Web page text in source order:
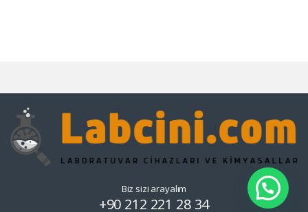
Biz sizi arayalım
+90 212 221 28 34